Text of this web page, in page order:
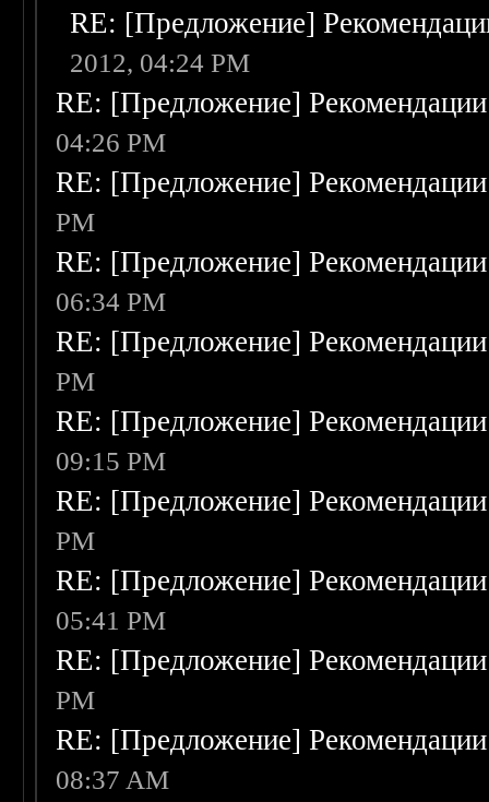
RE: [Предложение]
2012, 04:24 PM
RE: [Предложение]
04:26 PM
RE: [Предложение]
PM
RE: [Предложение]
06:34 PM
RE: [Предложение]
PM
RE: [Предложение]
09:15 PM
RE: [Предложение]
PM
RE: [Предложение]
05:41 PM
RE: [Предложение]
PM
RE: [Предложение]
08:37 AM